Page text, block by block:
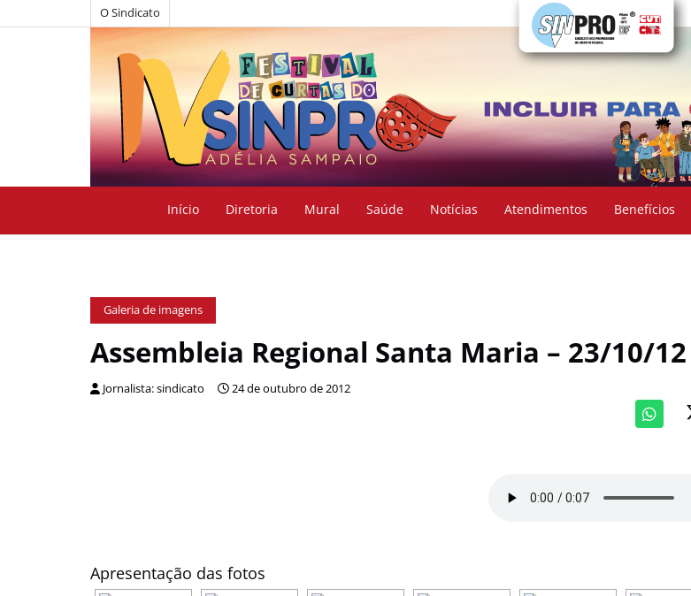
O Sindicato
Início Diretoria Mural Saúde Notícias Atendimentos Benefícios
Galeria de imagens
Assembleia Regional Santa Maria – 23/10/12
Jornalista: sindicato 24 de outubro de 2012
Apresentação das fotos